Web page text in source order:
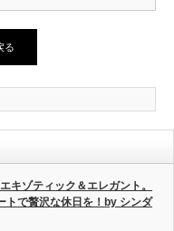
る
キゾティック＆エレガント。
トで贅沢な休日を！by シンダ